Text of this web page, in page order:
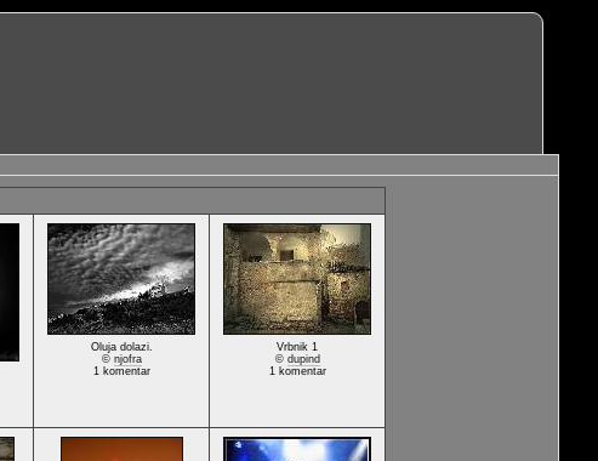
Oluja dolazi.
© njofra
1 komentar
Vrbnik 1
© dupind
1 komentar